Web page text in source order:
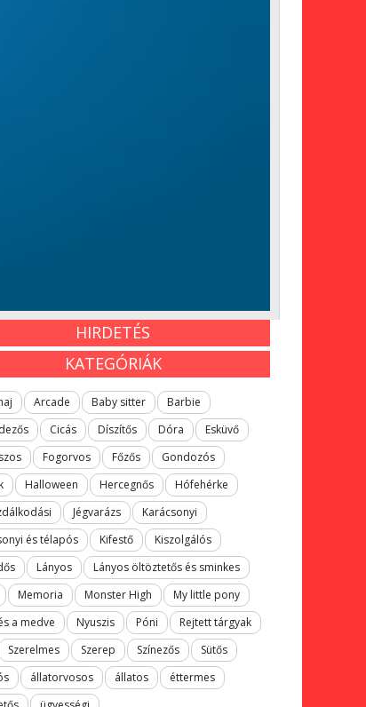
HIRDETÉS
KATEGÓRIÁK
Arcade Baby sitter
Barbie
Cicás Díszítős Dóra
Esküvő
Fogorvos Főzős
Gondozós
Halloween Hercegnős
Hófehérke
Jégvarázs
Karácsonyi
és télapós
Kifestő
Kiszolgálós
Lányos
Lányos öltöztetős és sminkes
Memoria Monster High
My little pony
a medve
Nyuszis Póni
Rejtett tárgyak
Szerelmes Szerep Színezős
Sütős
állatorvosos állatos
éttermes